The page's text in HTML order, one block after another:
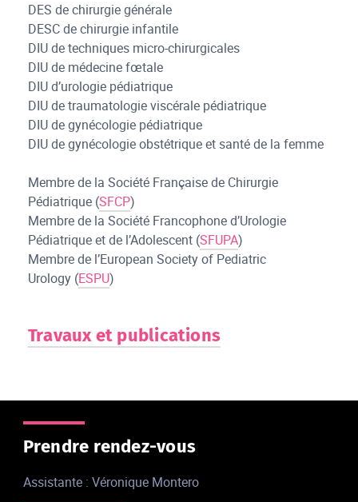
DES de chirurgie générale
DESC de chirurgie infantile
DIU de techniques micro-chirurgicales
DIU de médecine fœtale
DIU d’urologie pédiatrique
DIU de traumatologie viscérale pédiatrique
DIU de gynécologie pédiatrique
DIU de gynécologie obstétrique et santé de la femme
Membre de la Société Française de Chirurgie
Pédiatrique (SFCP)
Membre de la Société Francophone d’Urologie
Pédiatrique et de l’Adolescent (SFUPA)
Membre de l’European Society of Pediatric
Urology (ESPU)
Travaux et publications
Prendre rendez-vous
Assistante : Véronique Montero